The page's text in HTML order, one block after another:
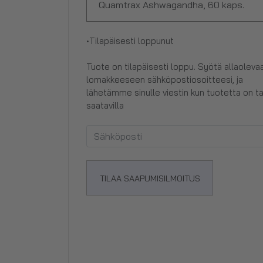
Quamtrax Ashwagandha, 60 kaps.
•Tilapäisesti loppunut
Tuote on tilapäisesti loppu. Syötä
lomakkeeseen sähköpostiosoitteesi, ja
lähetämme sinulle viestin kun tuotetta on
saatavilla
TILAA SAAPUMISILMOITUS